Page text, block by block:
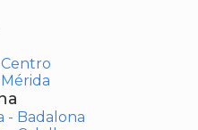
- Badalona